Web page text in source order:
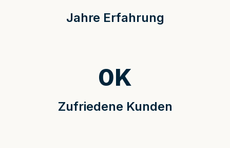
Jahre Erfahrung
Zufriedene Kunden
0K